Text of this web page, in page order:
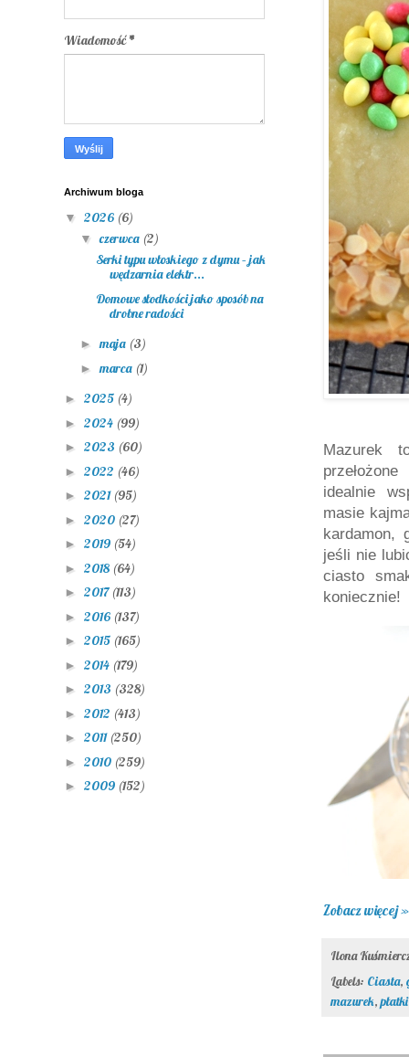
Mazurek
idealnie
masie
kardamon,
jeśli nie
ciasto
koniecznie!
Zobacz więcej »
Ilona
Labels: Ciasta,
mazurek,
Wiadomość*
Archiwum bloga
▼ 2026 (6)
▼czerwca (2)
Serki typu włoskiego z dymu – jak
wędzarnia elektr...
Domowe słodkości jako sposób na
drobne radości
►maja (3)
► marca (1)
► 2025 (4)
► 2024 (99)
► 2023 (60)
► 2022 (46)
► 2021 (95)
► 2020 (27)
► 2019 (54)
► 2018 (64)
► 2017(113)
► 2016 (137)
► 2015 (165)
► 2014 (179)
► 2013 (328)
► 2012 (413)
► 2011 (250)
► 2010 (259)
► 2009 (152)